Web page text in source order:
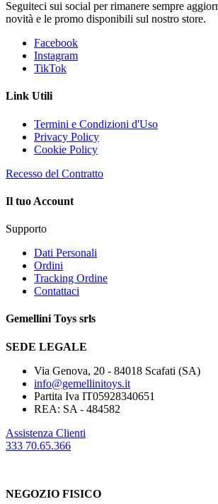
Seguiteci sui social per rimanere sempre
novità e le promo disponibili sul nostro store.
Facebook
Instagram
TikTok
Link Utili
Termini e Condizioni d'Uso
Privacy Policy
Cookie Policy
Recesso del Contratto
Il tuo Account
Supporto
Dati Personali
Ordini
Tracking Ordine
Contattaci
Gemellini Toys srls
SEDE LEGALE
Via Genova, 20 - 84018 Scafati (SA)
info@gemellinitoys.it
Partita Iva IT05928340651
REA: SA - 484582
Assistenza Clienti
333 70.65.366
NEGOZIO FISICO